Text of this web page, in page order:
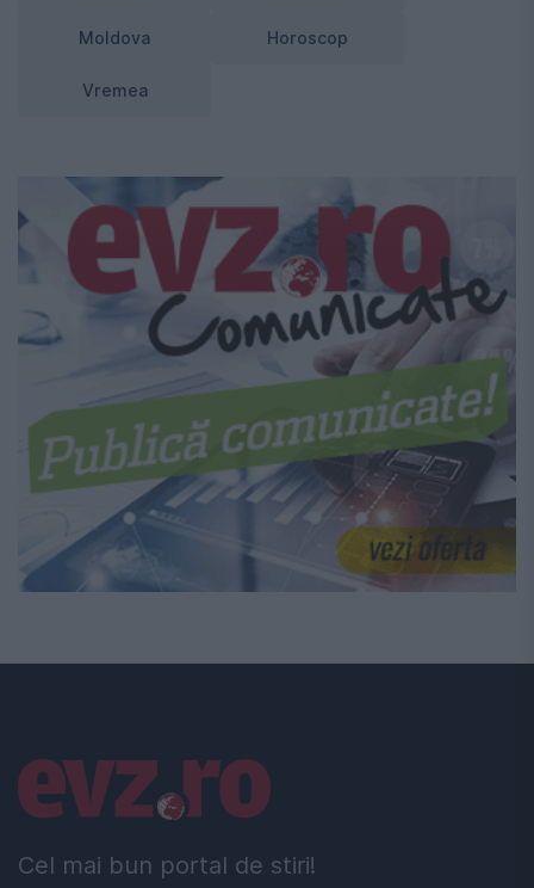
Moldova Horoscop
Vremea
Cel mai bun portal de stiri!
Linkuri utile